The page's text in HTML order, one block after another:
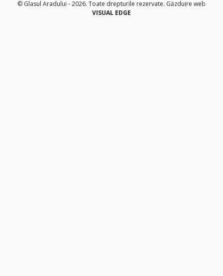
© Glasul Aradului - 2026. Toate drepturile rezervate. Găzduire web
VISUAL EDGE